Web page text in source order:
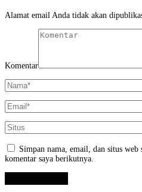
Alamat email Anda tidak akan
Komentar
Simpan nama, email, dan situs
komentar saya berikutnya.